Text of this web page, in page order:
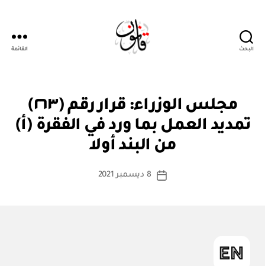
البحث القائمة
التصنيفات
ار
مجلس الوزراء: قرار رقم (٢٦٣)
تمديد العمل بما ورد في الفقرة (أ)
من البند أولا
كاتب
بو
س
ة
تاريخ
8 ديسمبر 2021